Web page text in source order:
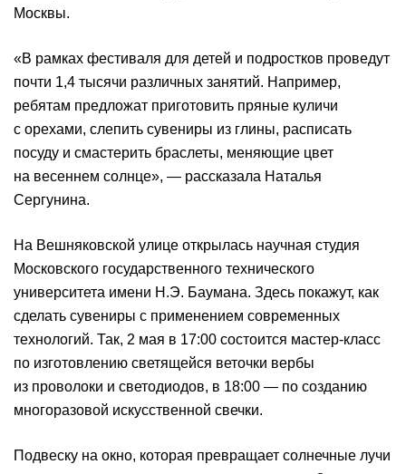
Москвы.
«В рамках фестиваля для детей и подростков проведут
почти 1,4 тысячи различных занятий. Например,
ребятам предложат приготовить пряные куличи
с орехами, слепить сувениры из глины, расписать
посуду и смастерить браслеты, меняющие цвет
на весеннем солнце», — рассказала Наталья
Сергунина.
На Вешняковской улице открылась научная студия
Московского государственного технического
университета имени Н.Э. Баумана. Здесь покажут, как
сделать сувениры с применением современных
технологий. Так, 2 мая в 17:00 состоится мастер-класс
по изготовлению светящейся веточки вербы
из проволоки и светодиодов, в 18:00 — по созданию
многоразовой искусственной свечки.
Подвеску на окно, которая превращает солнечные лучи